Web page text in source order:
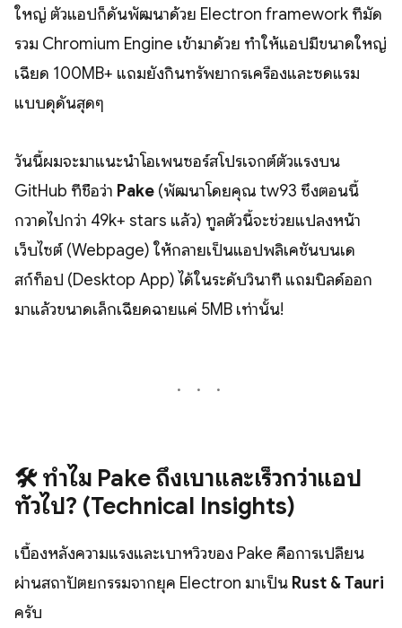
ใหญ่ ตัวแอปก็ดันพัฒนาด้วย Electron framework ที่มัด
รวม Chromium Engine เข้ามาด้วย ทำให้แอปมีขนาดใหญ่
เฉียด 100MB+ แถมยังกินทรัพยากรเครื่องและซดแรม
แบบดุดันสุดๆ
วันนี้ผมจะมาแนะนำโอเพนซอร์สโปรเจกต์ตัวแรงบน
GitHub ที่ชื่อว่า Pake (พัฒนาโดยคุณ tw93 ซึ่งตอนนี้
กวาดไปกว่า 49k+ stars แล้ว) ทูลตัวนี้จะช่วยแปลงหน้า
เว็บไซต์ (Webpage) ให้กลายเป็นแอปพลิเคชันบนเด
สก์ท็อป (Desktop App) ได้ในระดับวินาที แถมบิลด์ออก
มาแล้วขนาดเล็กเฉียดฉายแค่ 5MB เท่านั้น!
🛠 ทำไม Pake ถึงเบาและเร็วกว่าแอป
ทั่วไป? (Technical Insights)
เบื้องหลังความแรงและเบาหวิวของ Pake คือการเปลี่ยน
ผ่านสถาปัตยกรรมจากยุค Electron มาเป็น Rust & Tauri
ครับ